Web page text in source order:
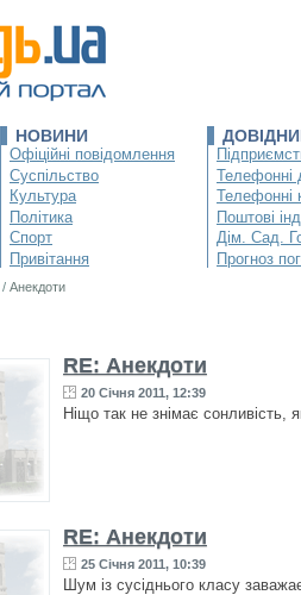
НОВИНИ
Офіційні повідомлення
Суспільство
Культура
Політика
Спорт
Привітання
Телефонні
Телефонні
Поштові
Дім. Сад.
Прогноз
/ Анекдоти
RE: Анекдоти
20 Січня 2011, 12:39
Ніщо так не знімає сонливість,
RE: Анекдоти
25 Січня 2011, 10:39
Шум із сусіднього класу